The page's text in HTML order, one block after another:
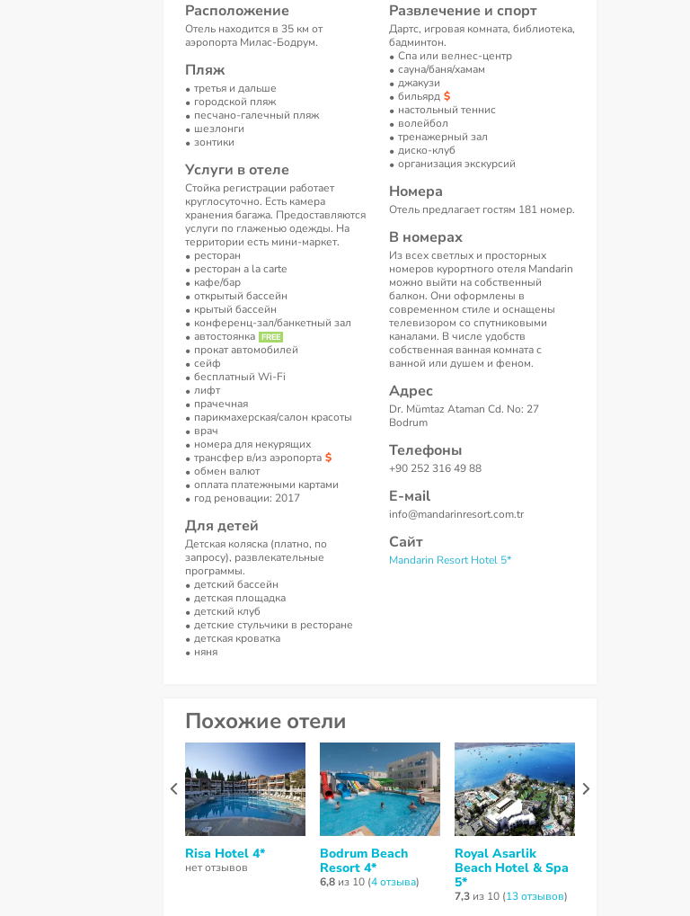
Расположение
Отель находится в 35 км от
аэропорта Милас-Бодрум.
Пляж
третья и дальше
городской пляж
песчано-галечный пляж
шезлонги
зонтики
Услуги в отеле
Стойка регистрации работает
круглосуточно. Есть камера
хранения багажа. Предоставляются
услуги по глаженью одежды. На
территории есть мини-маркет.
ресторан
ресторан a la carte
кафе/бар
открытый бассейн
крытый бассейн
конференц-зал/банкетный зал
автостоянка
прокат автомобилей
сейф
бесплатный Wi-Fi
лифт
прачечная
парикмахерская/салон красоты
врач
номера для некурящих
трансфер в/из аэропорта
обмен валют
оплата платежными картами
год реновации: 2017
Для детей
Детская коляска (платно, по
запросу), развлекательные
программы.
детский бассейн
детская площадка
детский клуб
детские стульчики в ресторане
детская кроватка
няня
Развлечение и спорт
Дартс, игровая комната, библиотека,
бадминтон.
Спа или велнес-центр
сауна/баня/хамам
джакузи
бильярд
настольный теннис
волейбол
тренажерный зал
диско-клуб
организация экскурсий
Номера
Отель предлагает гостям 181 номер.
В номерах
Из всех светлых и просторных
номеров курортного отеля Mandarin
можно выйти на собственный
балкон. Они оформлены в
современном стиле и оснащены
телевизором со спутниковыми
каналами. В числе удобств
собственная ванная комната с
ванной или душем и феном.
Адрес
Dr. Mümtaz Ataman Cd. No: 27
Bodrum
Телефоны
+90 252 316 49 88
Е-маil
info@mandarinresort.com.tr
Сайт
Mandarin Resort Hotel 5*
Похожие отели
Risa Hotel 4*
нет отзывов
Bodrum Beach
Resort 4*
6,8 из 10 (4 отзывa)
Royal Asarlik
Beach Hotel & Spa
5*
7,3 из 10 (13 отзывов)